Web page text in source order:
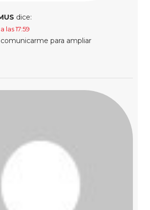
dice:
las 17:59
para ampliar